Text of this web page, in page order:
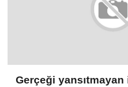
Gerçeği